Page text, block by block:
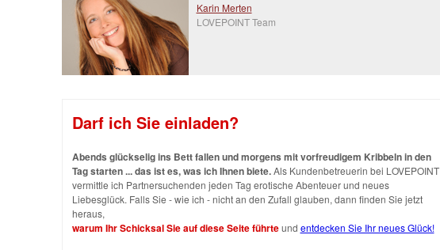
Karin Merten
LOVEPOINT Team
Darf ich Sie einladen?
Abends glückselig ins Bett fallen und morgens mit vorfreudigem Kribbeln in den
Tag starten ... das ist es, was ich Ihnen biete.Als Kundenbetreuerin bei LOVEPOINT
vermittle ich Partnersuchenden jeden Tag erotische Abenteuer und neues
Liebesglück. Falls Sie - wie ich - nicht an den Zufall glauben, dann finden Sie jetzt
heraus,
warum Ihr Schicksal Sie auf diese Seite führteund entdecken Sie Ihr neues Glück!